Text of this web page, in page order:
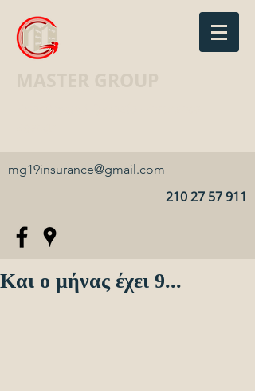
mg19insurance@gmail.com
210 27 57 911
Και ο μήνας έχει 9...